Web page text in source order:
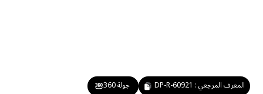
المعرف المرجعي : DP-R-60921 جولة 360